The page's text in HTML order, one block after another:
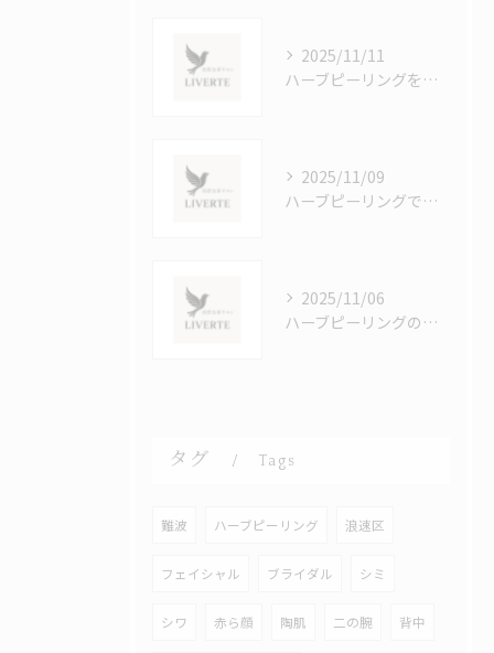
2025/11/11
ハーブピーリングをなんば駅近で受けて肌荒れを改善する正しいステップ
2025/11/09
ハーブピーリングで肌荒れをケアするなんば駅周辺の施術と効果的な選び方
2025/11/06
ハーブピーリングの効果を徹底解説大阪府大阪市で美肌を目指す秘訣
タグ Tags
難波 ハーブピーリング 浪速区
フェイシャル ブライダル シミ
シワ 赤ら顔 陶肌 二の腕 背中